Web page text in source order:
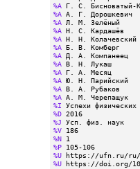
%A
%A
%A
%A
%A
%A
%A
%A
%A
%A
%A
%A
%I
%D
%J
%V
%N
%P
%U
%U https://doi.org/